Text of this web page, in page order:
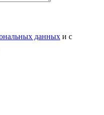
данных и с